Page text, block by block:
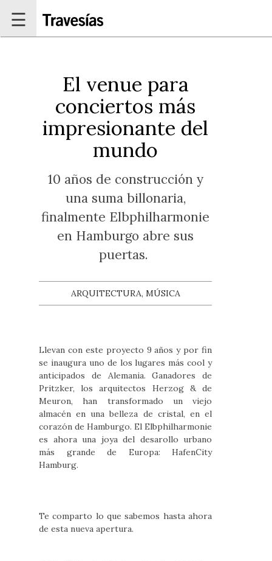
☰
El venue para
conciertos más
impresionante del
mundo
10 años de construcción y
una suma billonaria,
finalmente Elbphilharmonie
en Hamburgo abre sus
puertas.
ARQUITECTURA, MÚSICA
Llevan con este proyecto 9 años y por fin
se inaugura uno de los lugares más cool y
anticipados de Alemania. Ganadores de
Pritzker, los arquitectos Herzog & de
Meuron, han transformado un viejo
almacén en una belleza de cristal, en el
corazón de Hamburgo. El Elbphilharmonie
es ahora una joya del desarollo urbano
más grande de Europa: HafenCity
Hamburg.
Te comparto lo que sabemos hasta ahora
de esta nueva apertura.